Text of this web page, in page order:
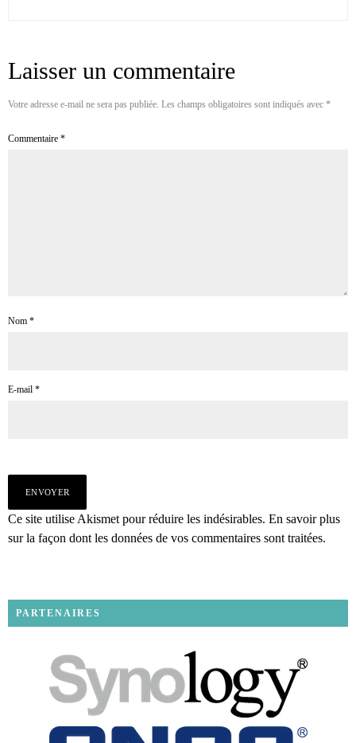
Laisser un commentaire
Votre adresse e-mail ne sera pas publiée. Les champs obligatoires sont indiqués avec *
Commentaire *
Nom *
E-mail *
Ce site utilise Akismet pour réduire les indésirables. En savoir plus
sur la façon dont les données de vos commentaires sont traitées.
PARTENAIRES